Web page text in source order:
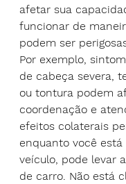
afetar sua
funcionar de
podem ser
Por exemplo,
de cabeça severa,
ou tontura podem
coordenação e
efeitos colaterais
enquanto você
veículo, pode levar
de carro. Não está